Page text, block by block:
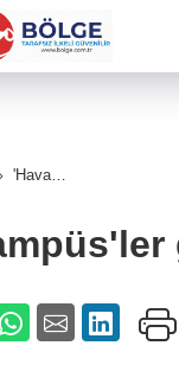
'Hava